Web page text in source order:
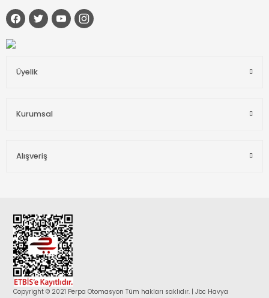
Üyelik
Kurumsal
Alışveriş
Copyright © 2021 Perpa Otomasyon Tüm hakları saklıdır. | Jbc Havya